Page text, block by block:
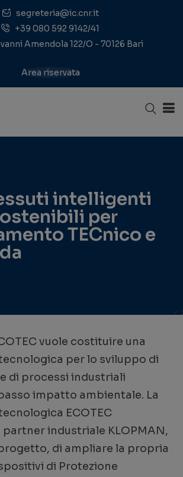
segreteria@ic.cnr.it
+39 080 592 9142/41
Amendola 122/O - 70126 Bari
Area riservata
intelligenti
per
TECnico e
vuole costituire una
per lo sviluppo di
di processi industriali
impatto ambientale. La
ECOTEC
industriale KLOPMAN,
di ampliare la propria
di Protezione